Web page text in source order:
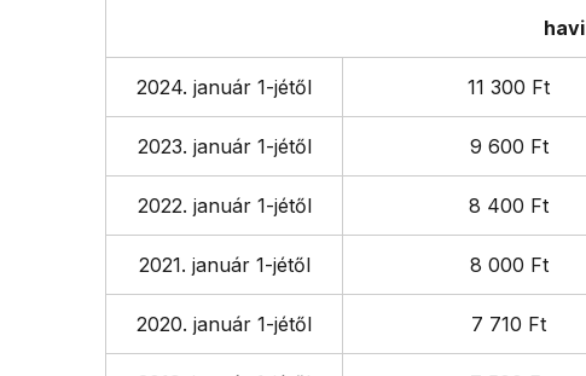
havi
2024. január 1-jétől 11 300 Ft
2023. január 1-jétől 9 600 Ft
2022. január 1-jétől 8 400 Ft
2021. január 1-jétől 8 000 Ft
2020. január 1-jétől 7 710 Ft